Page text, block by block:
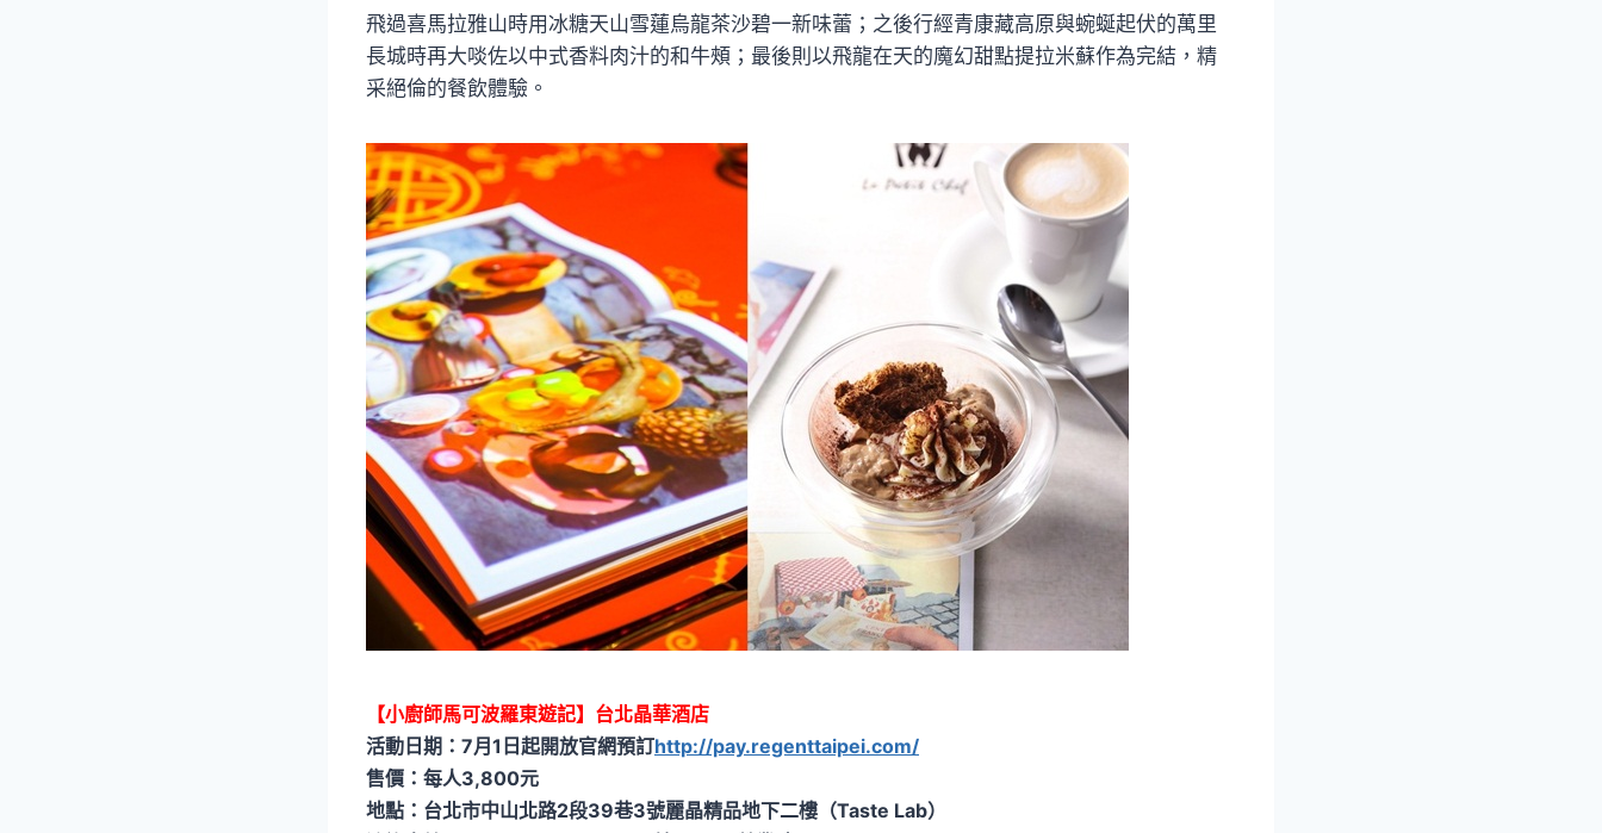
飛過喜馬拉雅山時用冰糖天山雪蓮烏龍茶沙碧一新味蕾；之後行經青康藏高原與蜿蜒起伏的萬里
長城時再大啖佐以中式香料肉汁的和牛頰；最後則以飛龍在天的魔幻甜點提拉米蘇作為完結，精
采絕倫的餐飲體驗。
【小廚師馬可波羅東遊記】台北晶華酒店
活動日期：7月1日起開放官網預訂http://pay.regenttaipei.com/
售價：每人3,800元
地點：台北市中山北路2段39巷3號麗晶精品地下二樓（Taste Lab）